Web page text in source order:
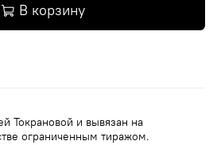
В корзину
Токрановой и вывязан на
ограниченным тиражом.